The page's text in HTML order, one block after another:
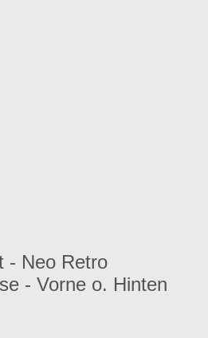
- Neo Retro
- Vorne o. Hinten